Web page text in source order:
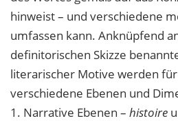
hinweist – und verschiedene
umfassen kann. Anknüpfend
definitorischen Skizze
literarischer Motive werden
verschiedene Ebenen und
1. Narrative Ebenen – histoire